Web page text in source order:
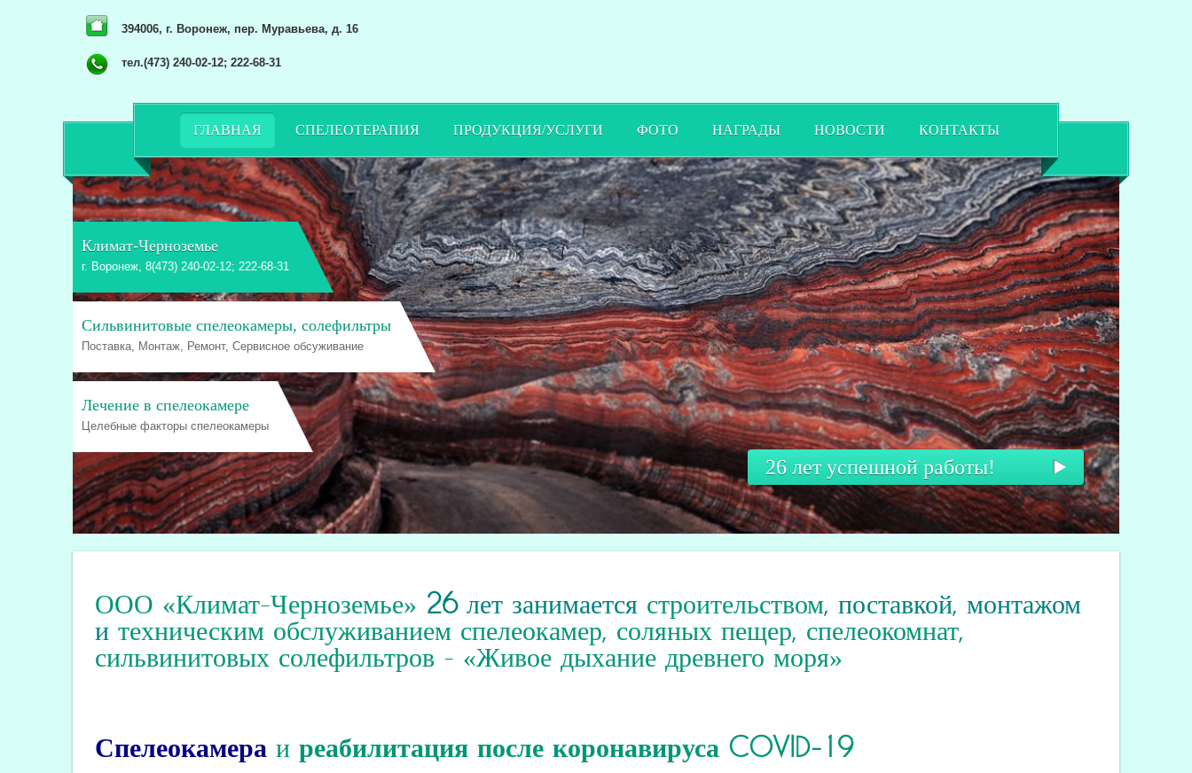
394006, г. Воронеж, пер. Муравьева, д. 16
тел.(473) 240-02-12; 222-68-31
ГЛАВНАЯ СПЕЛЕОТЕРАПИЯ ПРОДУКЦИЯ/УСЛУГИ ФОТО НАГРАДЫ НОВОСТИ КОНТАКТЫ
Что такое спелеокамера?
Климат-Черноземье
г. Воронеж, 8(473) 240-02-12; 222-68-31
Сильвинитовые спелеокамеры, солефильтры
Поставка, Монтаж, Ремонт, Сервисное обсуживание
Лечение в спелеокамере
Целебные факторы спелеокамеры
ООО «Климат-Черноземье» 26лет занимается строительством, поставкой, монтажом
и техническим обслуживанием спелеокамер, соляных пещер, спелеокомнат,
сильвинитовых солефильтров - «Живое дыхание древнего моря»
Спелеокамера и реабилитация после коронавируса COVID-19